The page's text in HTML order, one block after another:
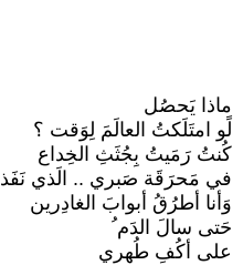
ماذا يَحصُل
لًو امتَلَكتُ العالَمَ لِوَقت ؟
كُنتُ رَمَيتُ بِجُثَثِ الخِداع
في مَحرَقَة صَبري .. الَذي نَفَذ
وَأنا أطرُقُ أبوابَ الغادِرين
حَتى سالَ الدَم ُ
على أكُفِ طُهري